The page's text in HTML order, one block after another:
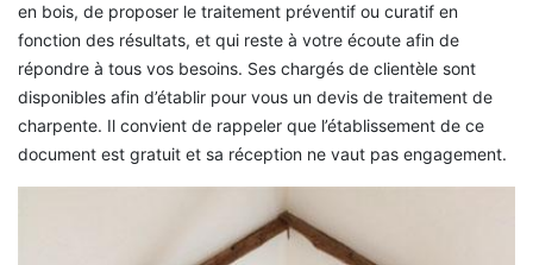
en bois, de proposer le traitement préventif ou curatif en
fonction des résultats, et qui reste à votre écoute afin de
répondre à tous vos besoins. Ses chargés de clientèle sont
disponibles afin d’établir pour vous un devis de traitement de
charpente. Il convient de rappeler que l’établissement de ce
document est gratuit et sa réception ne vaut pas engagement.